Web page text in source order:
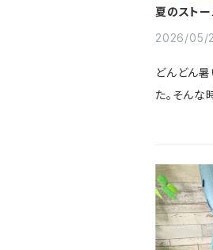
夏のスト
2026/05/
どんどん
た。そんな
が、夏のス